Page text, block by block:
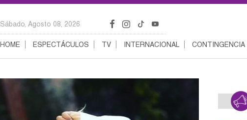
Sábado, Agosto 08, 2026
HOME ESPECTÁCULOS TV INTERNACIONAL CONTINGENCIA